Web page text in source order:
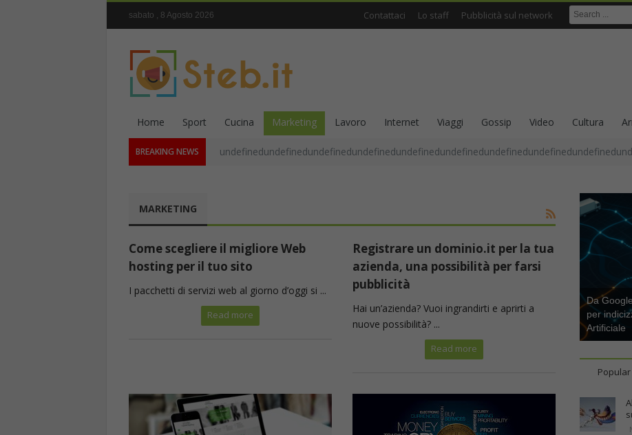
sabato , 8 Agosto 2026 Contattaci Lo staff Pubblicità sul network
Home Sport Cucina Marketing Lavoro Internet Viaggi Gossip Video Cultura
BREAKING NEWS
MARKETING
Come scegliere il migliore Web
hosting per il tuo sito
I pacchetti di servizi web al giorno d’oggi si ...
Read more
Registrare un dominio.it per la tua
azienda, una possibilità per farsi
pubblicità
Hai un’azienda? Vuoi ingrandirti e aprirti a
nuove possibilità? ...
Read more
Da
per
Artificiale
Popular